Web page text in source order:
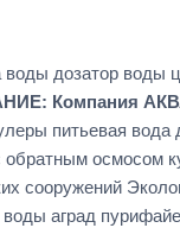
воды дозатор воды
Компания АКВА
питьевая
осмосом
сооружений
воды аград